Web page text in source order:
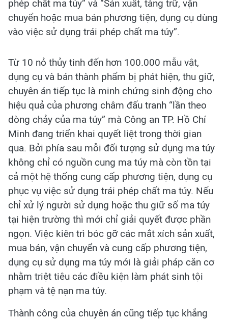
phép chất ma túy” và “Sản xuất, tàng trữ, vận
chuyển hoặc mua bán phương tiện, dụng cụ dùng
vào việc sử dụng trái phép chất ma túy”.
Từ 10 nỏ thủy tinh đến hơn 100.000 mẫu vật,
dụng cụ và bán thành phẩm bị phát hiện, thu giữ,
chuyên án tiếp tục là minh chứng sinh động cho
hiệu quả của phương châm đấu tranh “lần theo
dòng chảy của ma túy” mà Công an TP. Hồ Chí
Minh đang triển khai quyết liệt trong thời gian
qua. Bởi phía sau mỗi đối tượng sử dụng ma túy
không chỉ có nguồn cung ma túy mà còn tồn tại
cả một hệ thống cung cấp phương tiện, dụng cụ
phục vụ việc sử dụng trái phép chất ma túy. Nếu
chỉ xử lý người sử dụng hoặc thu giữ số ma túy
tại hiện trường thì mới chỉ giải quyết được phần
ngọn. Việc kiên trì bóc gỡ các mắt xích sản xuất,
mua bán, vận chuyển và cung cấp phương tiện,
dụng cụ sử dụng ma túy mới là giải pháp căn cơ
nhằm triệt tiêu các điều kiện làm phát sinh tội
phạm và tệ nạn ma túy.
Thành công của chuyên án cũng tiếp tục khẳng